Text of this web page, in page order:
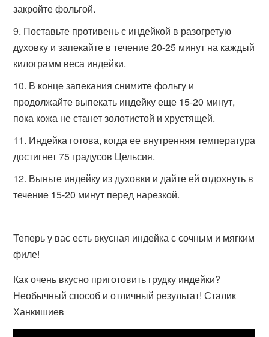
закройте фольгой.
Поставьте противень с индейкой в разогретую
духовку и запекайте в течение 20-25 минут на каждый
килограмм веса индейки.
В конце запекания снимите фольгу и
продолжайте выпекать индейку еще 15-20 минут,
пока кожа не станет золотистой и хрустящей.
Индейка готова, когда ее внутренняя температура
достигнет 75 градусов Цельсия.
Выньте индейку из духовки и дайте ей отдохнуть в
течение 15-20 минут перед нарезкой.
Теперь у вас есть вкусная индейка с сочным и мягким
филе!
Как очень вкусно приготовить грудку индейки?
Необычный способ и отличный результат! Сталик
Ханкишиев